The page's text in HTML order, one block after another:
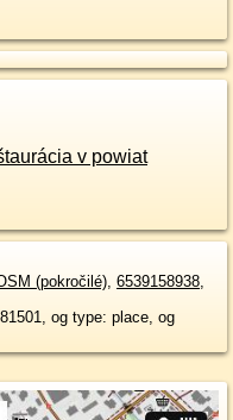
v powiat
(pokročilé), 6539158938,
og type: place, og